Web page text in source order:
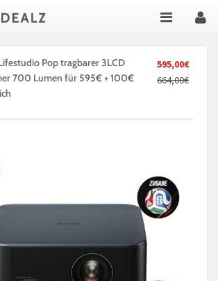
595,00€
664,00€
Pop tragbarer 3LCD
700 Lumen für 595€ + 100€